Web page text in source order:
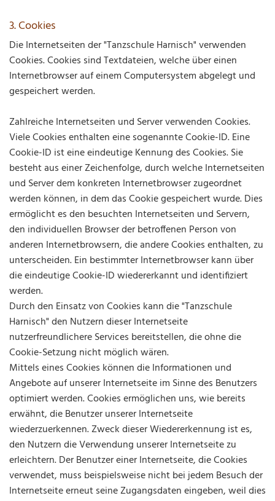
3. Cookies
Die Internetseiten der "Tanzschule Harnisch" verwenden
Cookies. Cookies sind Textdateien, welche über einen
Internetbrowser auf einem Computersystem abgelegt und
gespeichert werden.
Zahlreiche Internetseiten und Server verwenden Cookies.
Viele Cookies enthalten eine sogenannte Cookie-ID. Eine
Cookie-ID ist eine eindeutige Kennung des Cookies. Sie
besteht aus einer Zeichenfolge, durch welche Internetseiten
und Server dem konkreten Internetbrowser zugeordnet
werden können, in dem das Cookie gespeichert wurde. Dies
ermöglicht es den besuchten Internetseiten und Servern,
den individuellen Browser der betroffenen Person von
anderen Internetbrowsern, die andere Cookies enthalten, zu
unterscheiden. Ein bestimmter Internetbrowser kann über
die eindeutige Cookie-ID wiedererkannt und identifiziert
werden.
Durch den Einsatz von Cookies kann die "Tanzschule
Harnisch" den Nutzern dieser Internetseite
nutzerfreundlichere Services bereitstellen, die ohne die
Cookie-Setzung nicht möglich wären.
Mittels eines Cookies können die Informationen und
Angebote auf unserer Internetseite im Sinne des Benutzers
optimiert werden. Cookies ermöglichen uns, wie bereits
erwähnt, die Benutzer unserer Internetseite
wiederzuerkennen. Zweck dieser Wiedererkennung ist es,
den Nutzern die Verwendung unserer Internetseite zu
erleichtern. Der Benutzer einer Internetseite, die Cookies
verwendet, muss beispielsweise nicht bei jedem Besuch der
Internetseite erneut seine Zugangsdaten eingeben, weil dies